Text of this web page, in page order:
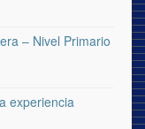
– Nivel Primario
experiencia